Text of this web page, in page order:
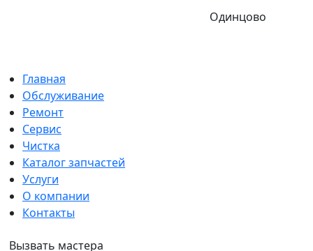
Одинцово
Главная
Обслуживание
Ремонт
Сервис
Чистка
Каталог запчастей
Услуги
О компании
Контакты
Вызвать мастера